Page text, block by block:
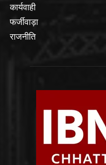
कार्यवाही
फर्जीवाड़ा
राजनीति